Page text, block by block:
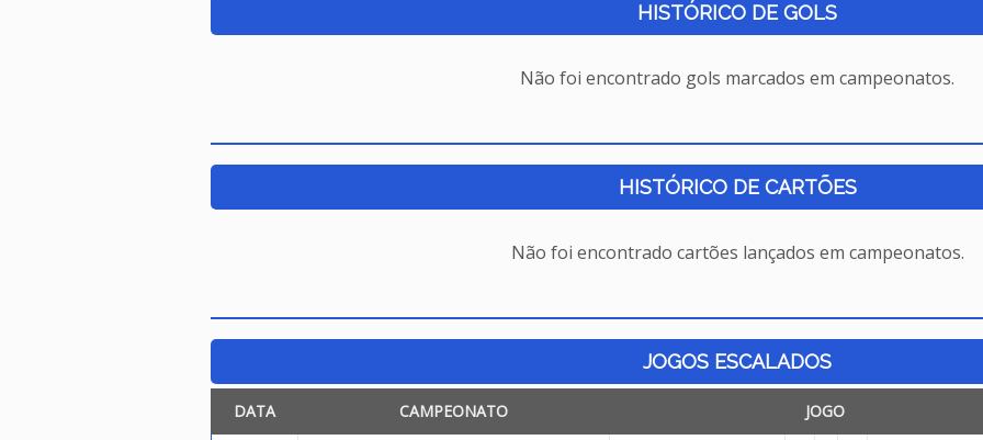
HISTÓRICO DE GOLS
Não foi encontrado gols marcados em campeonatos.
HISTÓRICO DE CARTÕES
Não foi encontrado cartões lançados em campeonatos.
JOGOS ESCALADOS
DATA CAMPEONATO JOGO